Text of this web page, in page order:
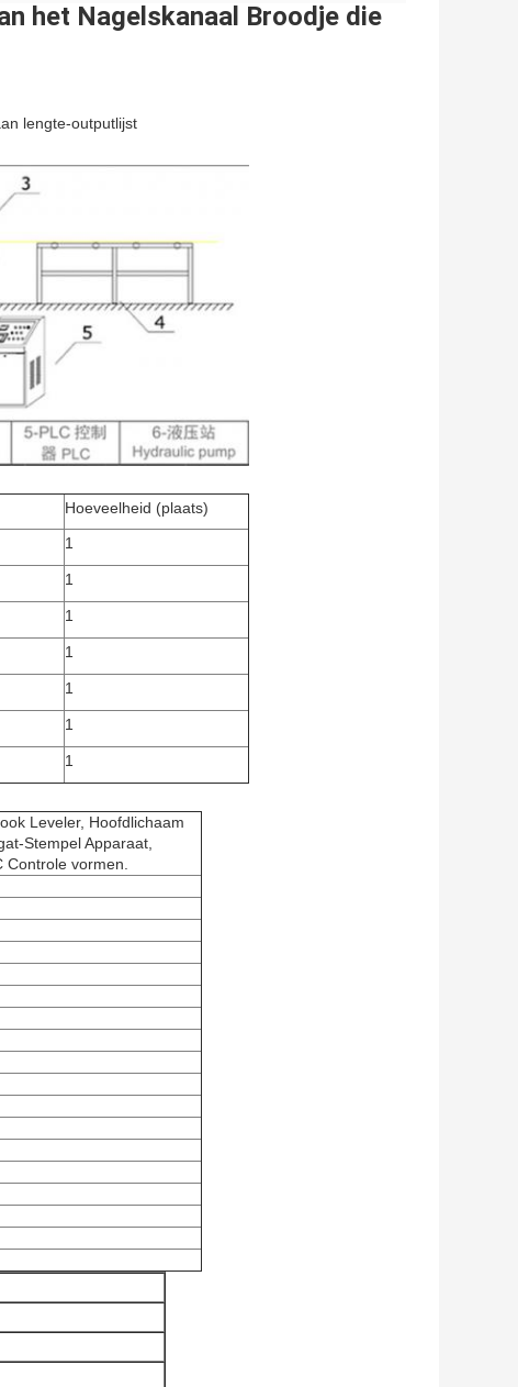
het Nagelskanaal Broodje die
lengte-outputlijst
Hoeveelheid (plaats)
1
1
1
1
1
1
1
Leveler, Hoofdlichaam
Stempel Apparaat,
Controle vormen.